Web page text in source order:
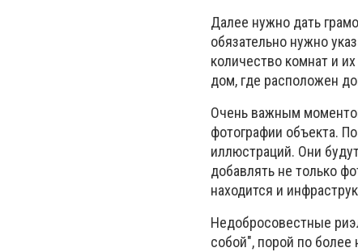
Далее нужно дать
обязательно нужно
количество комнат и
дом, где расположен
Очень важным
фотографии объекта.
иллюстраций. Они
добавлять не только
находится и
Недобросовестные
собой", порой по более